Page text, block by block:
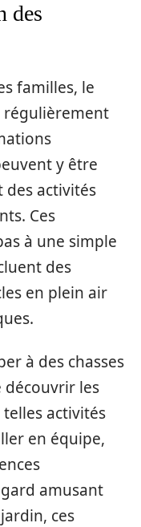
des
familles, le
régulièrement
y être
des activités
Ces
à une simple
des
en plein air
à des chasses
les
activités
en équipe,
amusant
ces